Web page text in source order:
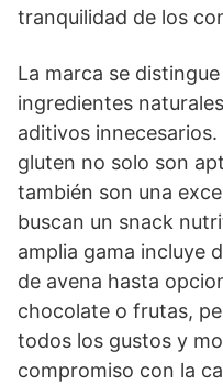
tranquilidad de los
La marca se
ingredientes
aditivos innecesarios.
gluten no solo son
también son una
buscan un snack
amplia gama incluye
de avena hasta
chocolate o frutas,
todos los gustos y
compromiso con la